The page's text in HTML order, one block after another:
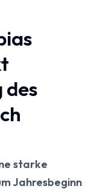
starke
Jahresbeginn